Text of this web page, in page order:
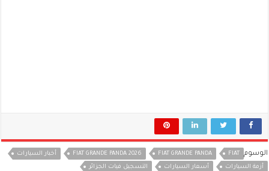
الوسوم FIAT
FIAT GRANDE PANDA
FIAT GRANDE PANDA 2026
أخبار السيارات
أزمة السيارات
أسعار السيارات التسجيل فيات الجزائر